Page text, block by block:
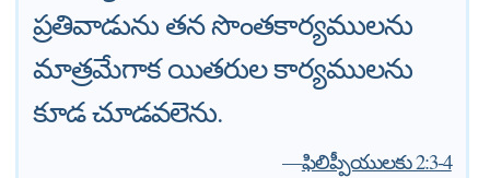
ప్రతివాడును తన సొంతకార్యములను
మాత్రమేగాక యితరుల కార్యములను
కూడ చూడవలెను.
—ఫిలిప్పీయులకు 2:3-4